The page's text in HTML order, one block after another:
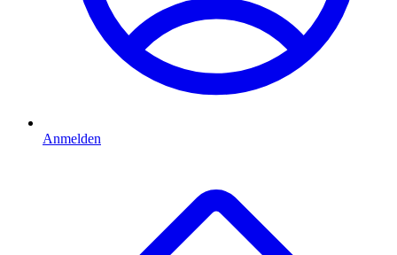
Anmelden